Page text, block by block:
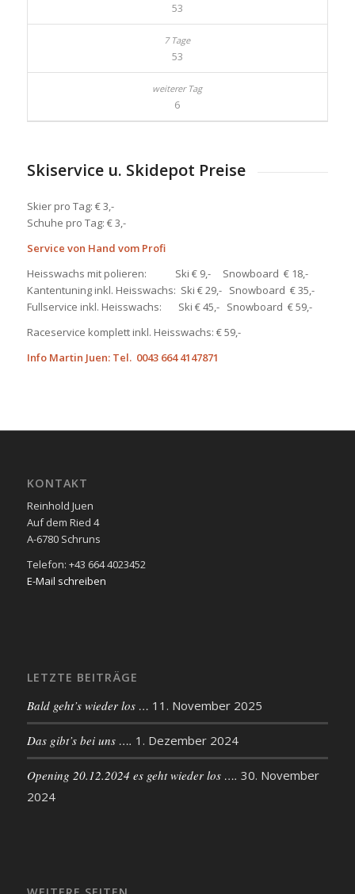
53
53
6
Skiservice u. Skidepot Preise
Skier pro Tag: € 3,-
Schuhe pro Tag: € 3,-
Service von Hand vom Profi
Heisswachs mit polieren: Ski € 9,- Snowboard € 18,-
Kantentuning inkl. Heisswachs: Ski € 29,- Snowboard € 35,-
Fullservice inkl. Heisswachs: Ski € 45,- Snowboard € 59,-
Raceservice komplett inkl. Heisswachs: € 59,-
Info Martin Juen: Tel. 0043 664 4147871
KONTAKT
Reinhold Juen
Auf dem Ried 4
A-6780 Schruns
Telefon: +43 664 4023452
E-Mail schreiben
LETZTE BEITRÄGE
Bald geht’s wieder los … 11. November 2025
Das gibt’s bei uns …. 1. Dezember 2024
Opening 20.12.2024 es geht wieder los …. 30. November
2024